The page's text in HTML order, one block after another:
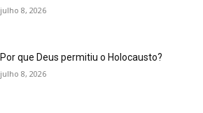
julho 8, 2026
Por que Deus permitiu o Holocausto?
julho 8, 2026